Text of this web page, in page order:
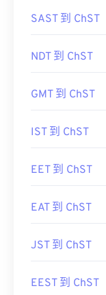
SAST 到 ChST
NDT 到 ChST
GMT 到 ChST
IST 到 ChST
EET 到 ChST
EAT 到 ChST
JST 到 ChST
EEST 到 ChST